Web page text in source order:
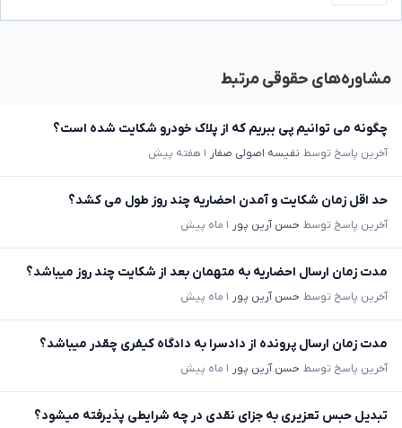
مشاوره‌های حقوقی مرتبط
چگونه می توانیم پی ببریم که از پلاک خودرو شکایت شده است؟
آخرین پاسخ توسط نفیسه اصولی صفار ۱ هفته پیش
حد اقل زمان شکایت و آمدن احضاریه چند روز طول می کشد؟
آخرین پاسخ توسط حسن آرین پور ۱ ماه پیش
مدت زمان ارسال احضاریه به متهمان بعد از شکایت چند روز میباشد؟
آخرین پاسخ توسط حسن آرین پور ۱ ماه پیش
مدت زمان ارسال پرونده از دادسرا به دادگاه کیفری چقدر میباشد؟
آخرین پاسخ توسط حسن آرین پور ۱ ماه پیش
تبدیل حبس تعزیری به جزای نقدی در چه شرایطی پذیرفته میشود؟